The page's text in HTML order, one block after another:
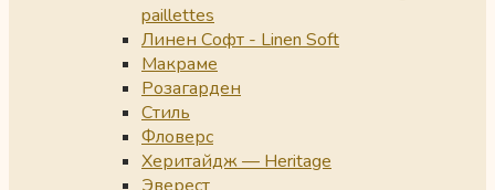
paillettes
Линен Софт - Linen Soft
Макраме
Розагарден
Стиль
Фловерс
Херитайдж — Heritage